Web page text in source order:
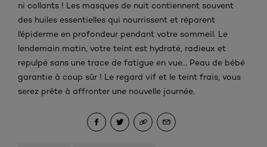
ni collants ! Les masques de nuit contiennent souvent
des huiles essentielles qui nourrissent et réparent
l'épiderme en profondeur pendant votre sommeil. Le
lendemain matin, votre teint est hydraté, radieux et
repulpé sans une trace de fatigue en vue… Peau de bébé
garantie à coup sûr ! Le regard vif et le teint frais, vous
serez prête à affronter une nouvelle journée.